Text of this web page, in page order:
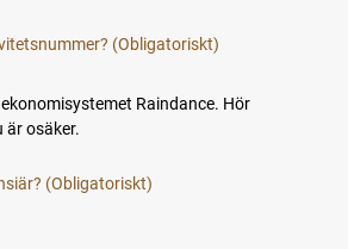
Raindance. Hör
är osäker.